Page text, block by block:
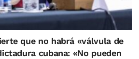
que no habrá «válvula de
cubana: «No pueden